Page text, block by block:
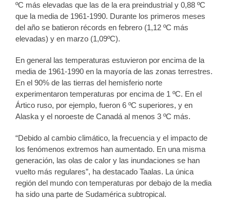
ºC más elevadas que las de la era preindustrial y 0,88 ºC
que la media de 1961-1990. Durante los primeros meses
del año se batieron récords en febrero (1,12 ºC más
elevadas) y en marzo (1,09ºC).
En general las temperaturas estuvieron por encima de la
media de 1961-1990 en la mayoría de las zonas terrestres.
En el 90% de las tierras del hemisferio norte
experimentaron temperaturas por encima de 1 ºC. En el
Ártico ruso, por ejemplo, fueron 6 ºC superiores, y en
Alaska y el noroeste de Canadá al menos 3 ºC más.
“Debido al cambio climático, la frecuencia y el impacto de
los fenómenos extremos han aumentado. En una misma
generación, las olas de calor y las inundaciones se han
vuelto más regulares”, ha destacado Taalas. La única
región del mundo con temperaturas por debajo de la media
ha sido una parte de Sudamérica subtropical.